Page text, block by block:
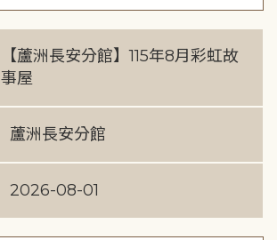
【蘆洲長安分館】115年8月彩虹故
事屋
蘆洲長安分館
2026-08-01